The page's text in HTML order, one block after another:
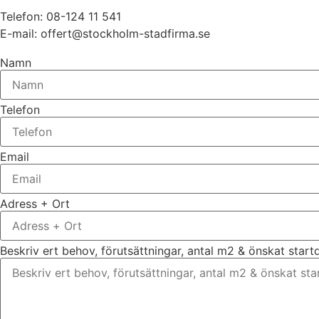
Telefon: 08-124 11 541
E-mail: offert@stockholm-stadfirma.se
Namn
Telefon
Email
Adress + Ort
Beskriv ert behov, förutsättningar, antal m2 & önskat